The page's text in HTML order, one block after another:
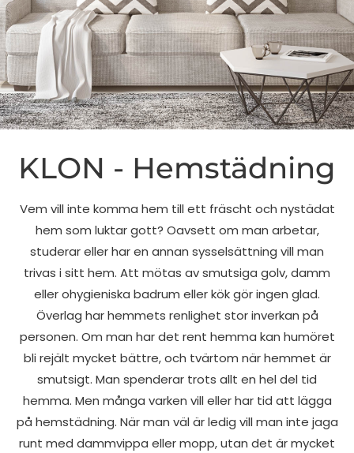
Hemstädning
KLON - Hemstädning
Vem vill inte komma hem till ett fräscht och nystädat
hem som luktar gott? Oavsett om man arbetar,
studerar eller har en annan sysselsättning vill man
trivas i sitt hem. Att mötas av smutsiga golv, damm
eller ohygieniska badrum eller kök gör ingen glad.
Överlag har hemmets renlighet stor inverkan på
personen. Om man har det rent hemma kan humöret
bli rejält mycket bättre, och tvärtom när hemmet är
smutsigt. Man spenderar trots allt en hel del tid
hemma. Men många varken vill eller har tid att lägga
på hemstädning. När man väl är ledig vill man inte jaga
runt med dammvippa eller mopp, utan det är mycket